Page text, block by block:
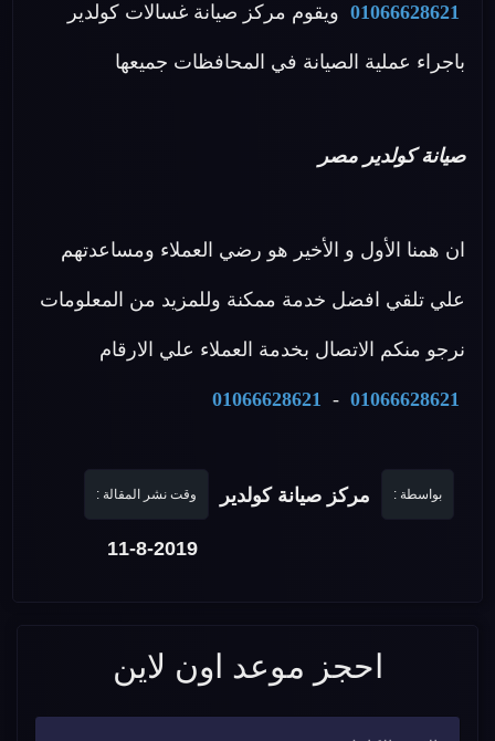
01066628621 ويقوم مركز صيانة غسالات كولدير
باجراء عملية الصيانة في المحافظات جميعها
صيانة كولدير مصر
ان همنا الأول و الأخير هو رضي العملاء ومساعدتهم
علي تلقي افضل خدمة ممكنة وللمزيد من المعلومات
نرجو منكم الاتصال بخدمة العملاء علي الارقام
01066628621
-
01066628621
بواسطة : مركز صيانة كولدير وقت نشر المقالة :
11-8-2019
احجز موعد اون لاين